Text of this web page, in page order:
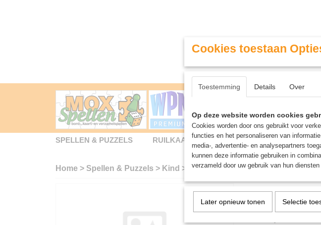
Contact &
SPELLEN & PUZZELS RUILKAARTEN MINIATURE GAMING
Home > Spellen & Puzzels > Kind > Visjes vangen - Bordspel
Visjes
€ 24,95
Cookies toestaan
Toestemming Details Over
Op deze website worden cookies
Cookies worden door ons gebruikt voor
functies en het personaliseren van
media-, advertentie- en analysepartners
kunnen deze informatie gebruiken in
verzameld door uw gebruik van hun
Later opnieuw tonen Selectie